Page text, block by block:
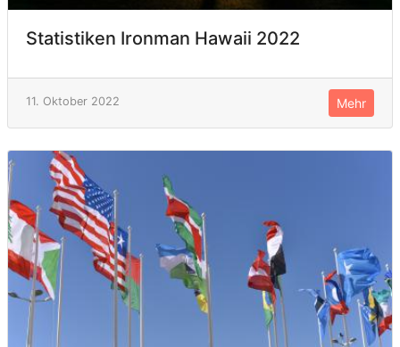
Statistiken Ironman Hawaii 2022
11. Oktober 2022 Mehr